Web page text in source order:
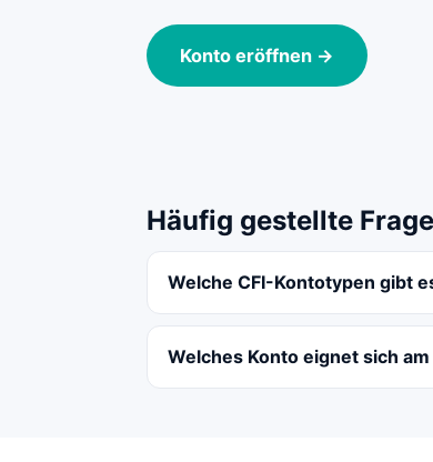
Konto eröffnen →
Häufig gestellte
Welche CFI-Kontotypen gibt
Welches Konto eignet sich